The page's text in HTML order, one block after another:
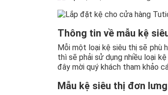
Thông tin về mẫu kệ
Mỗi một loại kệ siêu thị sẽ phù
thì sẽ phải sử dụng nhiều loại
đây mời quý khách tham khảo
Mẫu kệ siêu thị đơn